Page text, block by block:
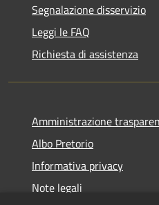
Segnalazione disservizio
Leggi le FAQ
Richiesta di assistenza
Amministrazione
Albo Pretorio
Informativa privacy
Note legali